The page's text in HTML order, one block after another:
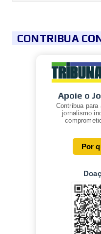
CONTRIBUA
Apoie o
Contribua para
jornalismo
Por